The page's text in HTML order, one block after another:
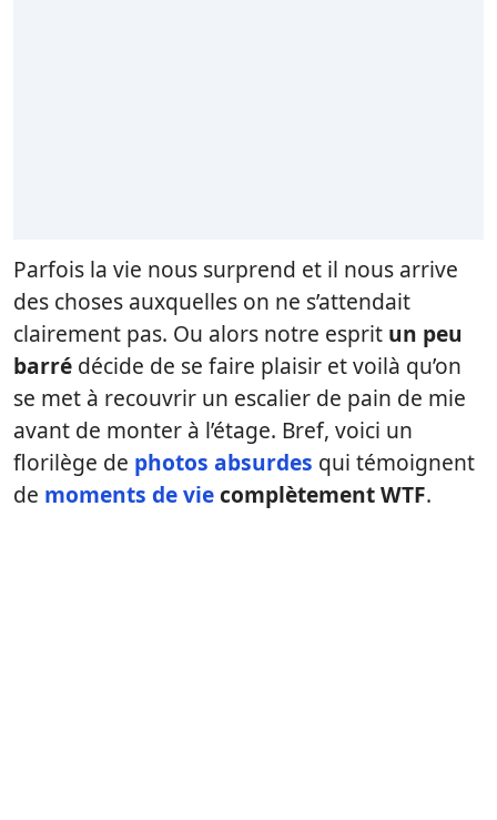
Parfois la vie nous surprend et il nous arrive
des choses auxquelles on ne s’attendait
clairement pas. Ou alors notre esprit un peu
barré décide de se faire plaisir et voilà qu’on
se met à recouvrir un escalier de pain de mie
avant de monter à l’étage. Bref, voici un
florilège de photos absurdes qui témoignent
de moments de viecomplètement WTF.